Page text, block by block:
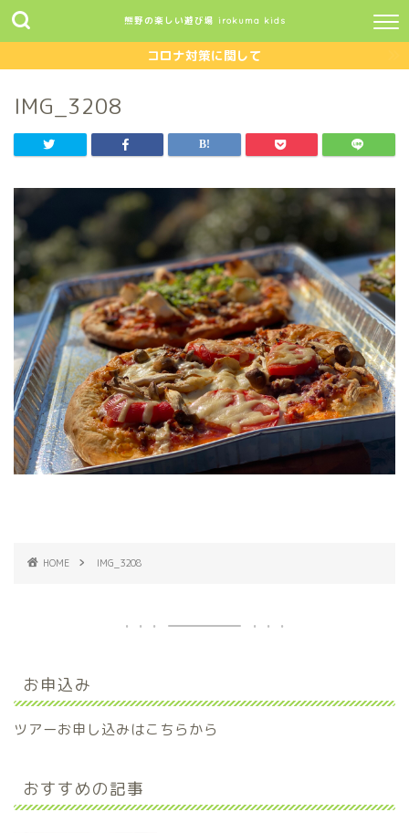
熊野の楽しい遊び場 irokuma kids
コロナ対策に関して
IMG_3208
HOME IMG_3208
お申込み
ツアーお申し込みはこちらから
おすすめの記事